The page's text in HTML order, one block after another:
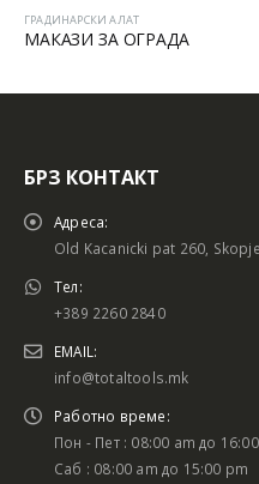
ГРАДИНАРСКИ АЛАТ
МАКАЗИ ЗА ОГРАДА
БРЗ КОНТАКТ
Адреса:
Old Kacanicki pat 260,
Тел:
+389 2260 2840
EMAIL:
info@totaltools.mk
Работно време:
Пон - Пет : 08:00 am до
Саб : 08:00 am до 15:00 pm